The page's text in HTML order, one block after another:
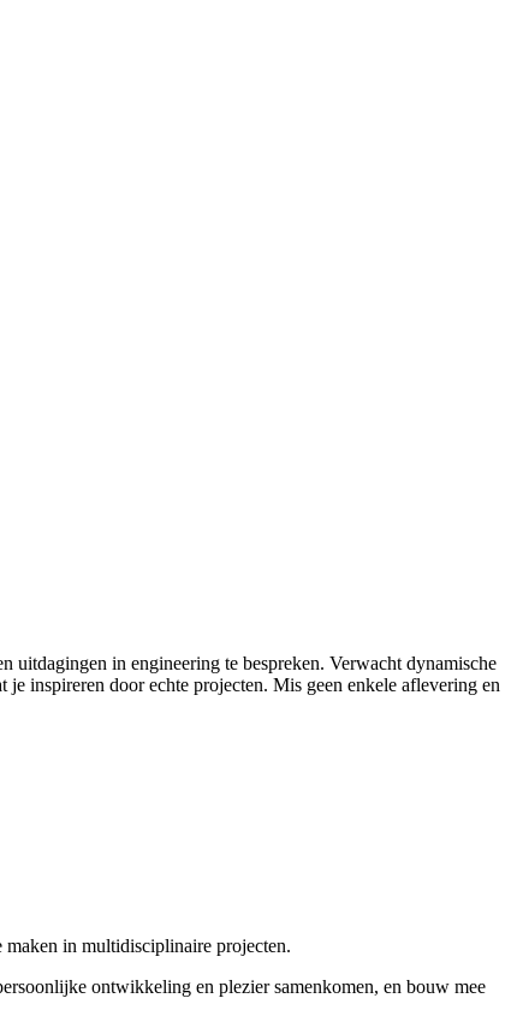
uitdagingen in engineering te bespreken. Verwacht dynamische
inspireren door echte projecten. Mis geen enkele aflevering en
in multidisciplinaire projecten.
ontwikkeling en plezier samenkomen, en bouw mee